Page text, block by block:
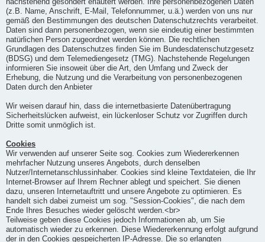
nachstehend gesondert erläutert werden. Ihre personenbezogenen Daten
(z.B. Name, Anschrift, E-Mail, Telefonnummer, u.ä.) werden von uns nur
gemäß den Bestimmungen des deutschen Datenschutzrechts verarbeitet.
Daten sind dann personenbezogen, wenn sie eindeutig einer bestimmten
natürlichen Person zugeordnet werden können. Die rechtlichen
Grundlagen des Datenschutzes finden Sie im Bundesdatenschutzgesetz
(BDSG) und dem Telemediengesetz (TMG). Nachstehende Regelungen
informieren Sie insoweit über die Art, den Umfang und Zweck der
Erhebung, die Nutzung und die Verarbeitung von personenbezogenen
Daten durch den Anbieter
Wir weisen darauf hin, dass die internetbasierte Datenübertragung
Sicherheitslücken aufweist, ein lückenloser Schutz vor Zugriffen durch
Dritte somit unmöglich ist.
Cookies
Wir verwenden auf unserer Seite sog. Cookies zum Wiedererkennen
mehrfacher Nutzung unseres Angebots, durch denselben
Nutzer/Internetanschlussinhaber. Cookies sind kleine Textdateien, die Ihr
Internet-Browser auf Ihrem Rechner ablegt und speichert. Sie dienen
dazu, unseren Internetauftritt und unsere Angebote zu optimieren. Es
handelt sich dabei zumeist um sog. "Session-Cookies", die nach dem
Ende Ihres Besuches wieder gelöscht werden.<br>
Teilweise geben diese Cookies jedoch Informationen ab, um Sie
automatisch wieder zu erkennen. Diese Wiedererkennung erfolgt aufgrund
der in den Cookies gespeicherten IP-Adresse. Die so erlangten